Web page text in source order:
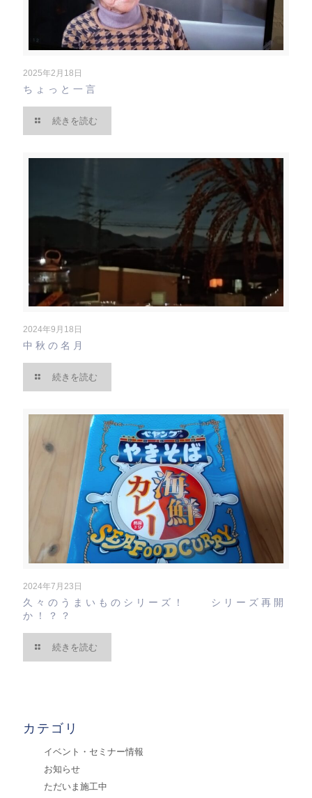
2025年2月18日
ちょっと一言
続きを読む
2024年9月18日
中秋の名月
続きを読む
2024年7月23日
久々のうまいものシリーズ！ シリーズ再開
か！？？
続きを読む
カテゴリ
イベント・セミナー情報
お知らせ
ただいま施工中